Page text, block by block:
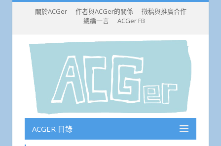
關於ACGer 作者與ACGer的關係
徵稿與推廣合作
總編一言
ACGer FB
ACGER 目錄